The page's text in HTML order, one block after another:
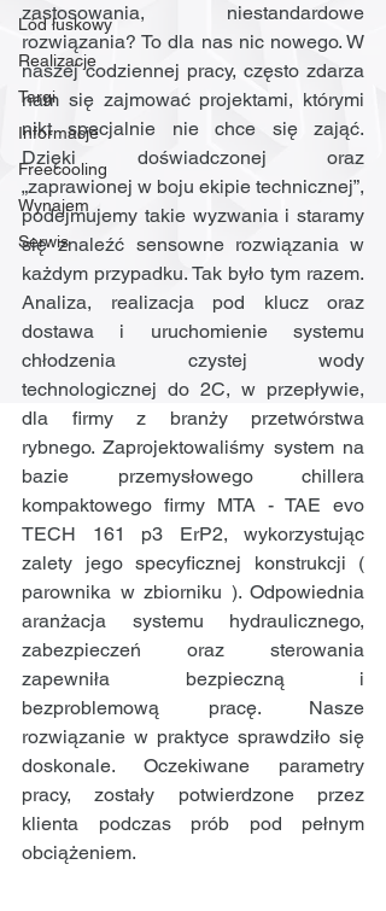
Lód łuskowy
Realizacje
Targi
Informacje
Freecooling
Wynajem
Serwis
zastosowania, niestandardowe
rozwiązania? To dla nas nic nowego. W
naszej codziennej pracy, często zdarza
nam się zajmować projektami, którymi
nikt specjalnie nie chce się zająć.
Dzięki doświadczonej oraz
„zaprawionej w boju ekipie technicznej”,
podejmujemy takie wyzwania i staramy
się znaleźć sensowne rozwiązania w
każdym przypadku. Tak było tym razem.
Analiza, realizacja pod klucz oraz
dostawa i uruchomienie systemu
chłodzenia czystej wody
technologicznej do 2C, w przepływie,
dla firmy z branży przetwórstwa
rybnego. Zaprojektowaliśmy system na
bazie przemysłowego chillera
kompaktowego firmy MTA - TAE evo
TECH 161 p3 ErP2, wykorzystując
zalety jego specyficznej konstrukcji (
parownika w zbiorniku ). Odpowiednia
aranżacja systemu hydraulicznego,
zabezpieczeń oraz sterowania
zapewniła bezpieczną i
bezproblemową pracę. Nasze
rozwiązanie w praktyce sprawdziło się
doskonale. Oczekiwane parametry
pracy, zostały potwierdzone przez
klienta podczas prób pod pełnym
obciążeniem.